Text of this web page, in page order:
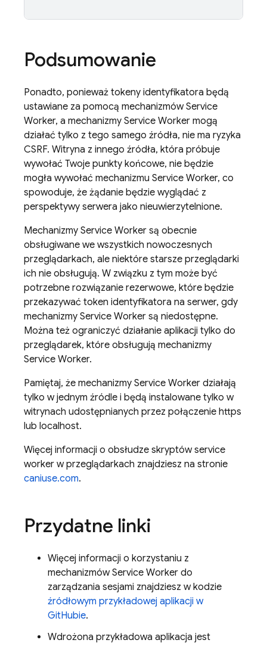
Podsumowanie
Ponadto, ponieważ tokeny identyfikatora będą
ustawiane za pomocą mechanizmów Service
Worker, a mechanizmy Service Worker mogą
działać tylko z tego samego źródła, nie ma ryzyka
CSRF. Witryna z innego źródła, która próbuje
wywołać Twoje punkty końcowe, nie będzie
mogła wywołać mechanizmu Service Worker, co
spowoduje, że żądanie będzie wyglądać z
perspektywy serwera jako nieuwierzytelnione.
Mechanizmy Service Worker są obecnie
obsługiwane we wszystkich nowoczesnych
przeglądarkach, ale niektóre starsze przeglądarki
ich nie obsługują. W związku z tym może być
potrzebne rozwiązanie rezerwowe, które będzie
przekazywać token identyfikatora na serwer, gdy
mechanizmy Service Worker są niedostępne.
Można też ograniczyć działanie aplikacji tylko do
przeglądarek, które obsługują mechanizmy
Service Worker.
Pamiętaj, że mechanizmy Service Worker działają
tylko w jednym źródle i będą instalowane tylko w
witrynach udostępnianych przez połączenie https
lub localhost.
Więcej informacji o obsłudze skryptów service
worker w przeglądarkach znajdziesz na stronie
caniuse.com.
Przydatne linki
Więcej informacji o korzystaniu z
mechanizmów Service Worker do
zarządzania sesjami znajdziesz w kodzie
źródłowym przykładowej aplikacji w
GitHubie.
Wdrożona przykładowa aplikacja jest